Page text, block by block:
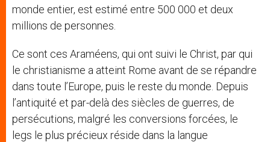
monde entier, est estimé entre 500 000 et deux
millions de personnes.
Ce sont ces Araméens, qui ont suivi le Christ, par qui
le christianisme a atteint Rome avant de se répandre
dans toute l’Europe, puis le reste du monde. Depuis
l’antiquité et par-delà des siècles de guerres, de
persécutions, malgré les conversions forcées, le
legs le plus précieux réside dans la langue